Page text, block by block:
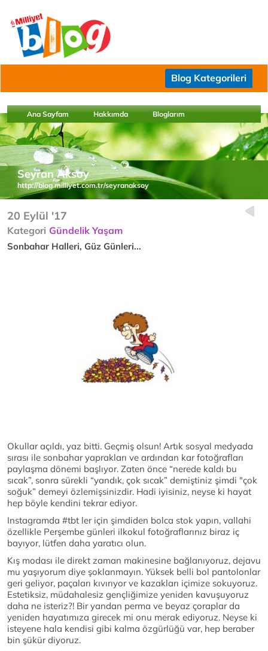
Blog Kategorileri
Ana Sayfam Hakkımda Bloglarım
Seyran Aksoy
http://blog.milliyet.com.tr/seyranaksoy
20 Eylül '17
Kategori Gündelik Yaşam
Sonbahar Halleri, Güz Günleri...
Okullar açıldı, yaz bitti. Geçmiş olsun! Artık sosyal medyada
sırası ile sonbahar yaprakları ve ardından kar fotoğrafları
paylaşma dönemi başlıyor. Zaten önce “nerede kaldı bu
sıcak”, sonra sürekli “yandık, çok sıcak” demiştiniz şimdi "çok
soğuk” demeyi özlemişsinizdir. Hadi iyisiniz, neyse ki hayat
hep böyle kendini tekrar ediyor.
Instagramda #tbt ler için şimdiden bolca stok yapın, vallahi
özellikle Perşembe günleri ilkokul fotoğraflarınız biraz iç
bayıyor, lütfen daha yaratıcı olun.
Kış modası ile direkt zaman makinesine bağlanıyoruz, dejavu
mu yaşıyorum diye şoklanmayın. Yüksek belli bol pantolonlar
geri geliyor, paçaları kıvırıyor ve kazakları içimize sokuyoruz.
Estetiksiz, müdahalesiz gençliğimize yeniden kavuşuyoruz
daha ne isteriz?! Bir yandan perma ve beyaz çoraplar da
yeniden hayatımıza girecek mi onu merak ediyoruz. Neyse ki
isteyene hala kendisi gibi kalma özgürlüğü var, hep beraber
bin şükür diyoruz.